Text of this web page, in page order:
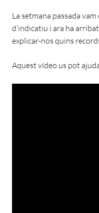
La setmana passada
d’indicatiu i ara ha
explicar-nos quins
Aquest vídeo us pot